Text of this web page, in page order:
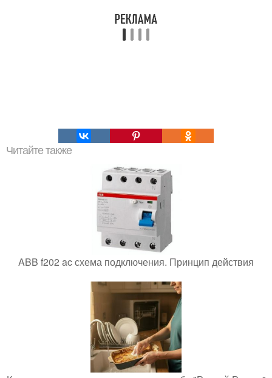
Читайте также
ABB f202 ac схема подключения. Принцип действия